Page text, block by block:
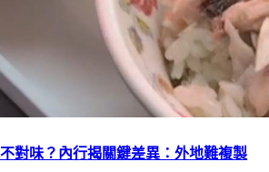
對味？內行揭關鍵差異：外地難複製